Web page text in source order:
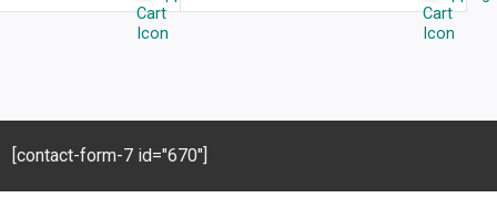
6.850.000 ₫.
[contact-form-7 id="670"]